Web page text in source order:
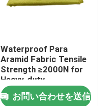
Waterproof Para
Aramid Fabric Tensile
Strength ≥2000N for
Heavy-duty
Performance and
Durability
お問い合わせを送信